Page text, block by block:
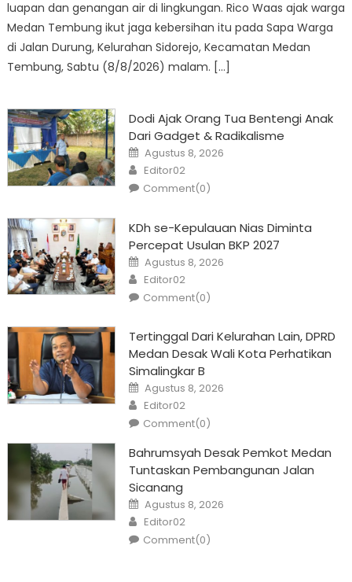
luapan dan genangan air di lingkungan. Rico Waas ajak warga
Medan Tembung ikut jaga kebersihan itu pada Sapa Warga
di Jalan Durung, Kelurahan Sidorejo, Kecamatan Medan
Tembung, Sabtu (8/8/2026) malam. […]
Dodi Ajak Orang Tua Bentengi Anak
Dari Gadget & Radikalisme
Posted
on
Agustus 8, 2026
Author
Editor02
Comment(0)
KDh se-Kepulauan Nias Diminta
Percepat Usulan BKP 2027
Posted
on
Agustus 8, 2026
Author
Editor02
Comment(0)
Tertinggal Dari Kelurahan Lain, DPRD
Medan Desak Wali Kota Perhatikan
Simalingkar B
Posted
on
Agustus 8, 2026
Author
Editor02
Comment(0)
Bahrumsyah Desak Pemkot Medan
Tuntaskan Pembangunan Jalan
Sicanang
Posted
on
Agustus 8, 2026
Author
Editor02
Comment(0)